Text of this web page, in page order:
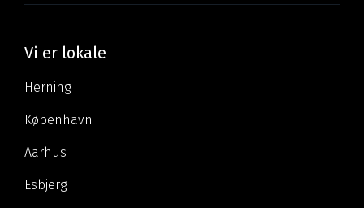
Vi er lokale
Herning
København
Aarhus
Esbjerg